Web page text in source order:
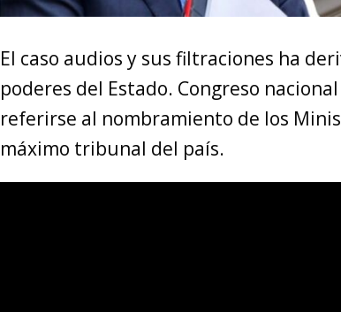
El caso audios y sus filtraciones ha
poderes del Estado. Congreso
referirse al nombramiento de los
máximo tribunal del país.